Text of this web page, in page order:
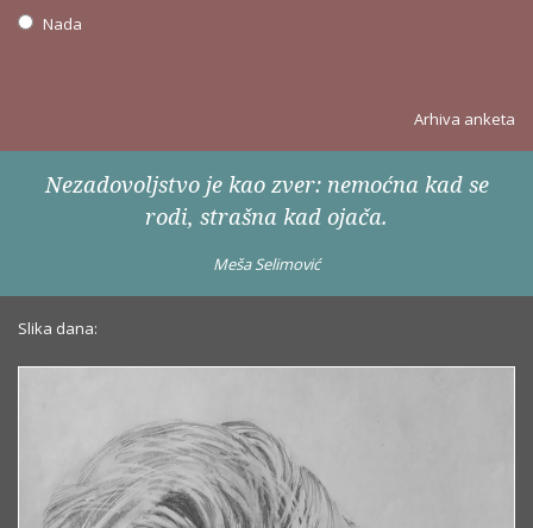
Nada
Arhiva anketa
Nezadovoljstvo je kao zver: nemoćna kad se
rodi, strašna kad ojača.
Meša Selimović
Slika dana: